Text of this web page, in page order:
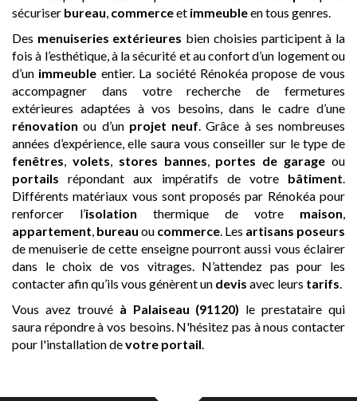
sécuriser bureau commerceet immeubleen tous genres.
Des menuiseries extérieures bien choisies participent à la
fois à l’esthétique, à la sécurité et au confort d’un logement ou
d’un immeuble entier. La société Rénokéa propose de vous
accompagner dans votre recherche de fermetures
extérieures adaptées à vos besoins, dans le cadre d’une
rénovation ou d’un projet neuf . Grâce à ses nombreuses
années d’expérience, elle saura vous conseiller sur le type de
fenêtres
volets stores bannes portes de garage ou
portails répondant aux impératifs de votre bâtiment
Différents matériaux vous sont proposés par Rénokéa pour
renforcer l’isolation thermique de votre maison
appartement bureau ou commerce . Les artisans poseurs
de menuiserie de cette enseigne pourront aussi vous éclairer
dans le choix de vos vitrages. N’attendez pas pour les
contacter afin qu’ils vous génèrent un devis avec leurs tarifs
Vous avez trouvé à Palaiseau (91120) le prestataire qui
saura répondre à vos besoins. N'hésitez pas à nous contacter
pour l'installation devotre portail